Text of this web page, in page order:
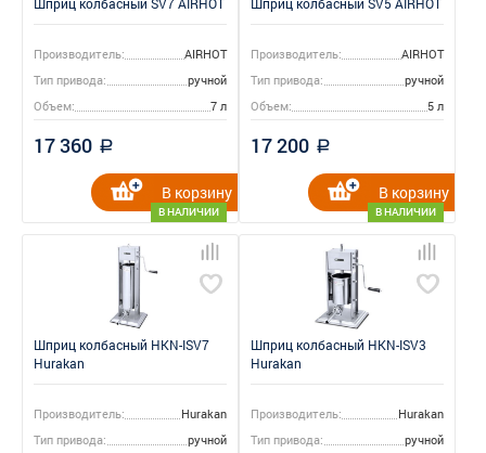
Производитель:
AIRHOT
Тип привода:
ручной
Объем:
7 л
17 360 a
В НАЛИЧИИ
В корзину
Производитель:
AIRHOT
Тип привода:
ручной
Объем:
5 л
17 200 a
В НАЛИЧИИ
В корзину
Шприц колбасный HKN-ISV7
Hurakan
Производитель:
Hurakan
Тип привода:
ручной
Шприц колбасный HKN-ISV3
Hurakan
Производитель:
Hurakan
Тип привода:
ручной